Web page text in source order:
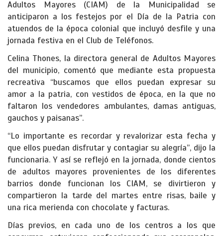
Adultos Mayores (CIAM) de la Municipalidad se
anticiparon a los festejos por el Día de la Patria con
atuendos de la época colonial que incluyó desfile y una
jornada festiva en el Club de Teléfonos.
Celina Thones, la directora general de Adultos Mayores
del municipio, comentó que mediante esta propuesta
recreativa “buscamos que ellos puedan expresar su
amor a la patria, con vestidos de época, en la que no
faltaron los vendedores ambulantes, damas antiguas,
gauchos y paisanas”.
“Lo importante es recordar y revalorizar esta fecha y
que ellos puedan disfrutar y contagiar su alegría”, dijo la
funcionaria. Y así se reflejó en la jornada, donde cientos
de adultos mayores provenientes de los diferentes
barrios donde funcionan los CIAM, se divirtieron y
compartieron la tarde del martes entre risas, baile y
una rica merienda con chocolate y facturas.
Días previos, en cada uno de los centros a los que